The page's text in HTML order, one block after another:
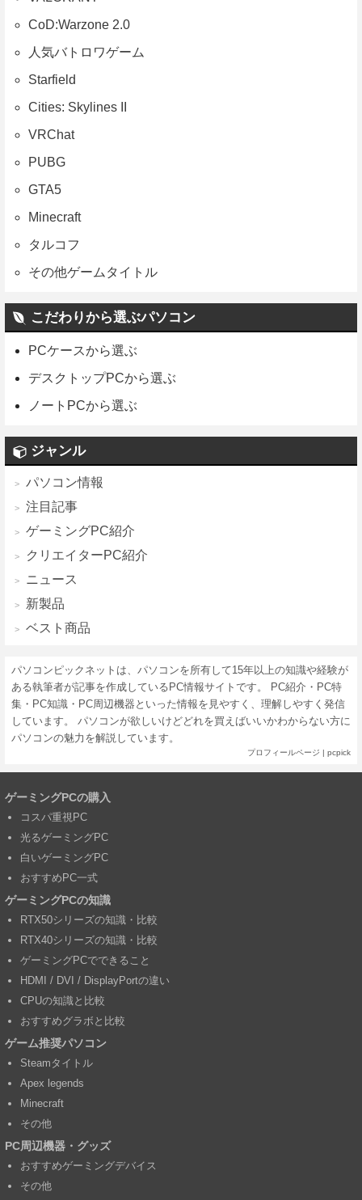
CoD:Warzone 2.0
人気バトロワゲーム
Starfield
Cities: Skylines II
VRChat
PUBG
GTA5
Minecraft
タルコフ
その他ゲームタイトル
こだわりから選ぶパソコン
PCケースから選ぶ
デスクトップPCから選ぶ
ノートPCから選ぶ
ジャンル
パソコン情報
注目記事
ゲーミングPC紹介
クリエイターPC紹介
ニュース
新製品
ベスト商品
パソコンピックネットは、パソコンを所有して15年以上の知識や経験が
ある執筆者が記事を作成しているPC情報サイトです。 PC紹介・PC特
集・PC知識・PC周辺機器といった情報を見やすく、理解しやすく発信
しています。 パソコンが欲しいけどどれを買えばいいかわからない方に
パソコンの魅力を解説しています。
プロフィールページ | pcpick
ゲーミングPCの購入
コスパ重視PC
光るゲーミングPC
白いゲーミングPC
おすすめPC一式
ゲーミングPCの知識
RTX50シリーズの知識・比較
RTX40シリーズの知識・比較
ゲーミングPCでできること
HDMI / DVI / DisplayPortの違い
CPUの知識と比較
おすすめグラボと比較
ゲーム推奨パソコン
Steamタイトル
Apex legends
Minecraft
その他
PC周辺機器・グッズ
おすすめゲーミングデバイス
その他